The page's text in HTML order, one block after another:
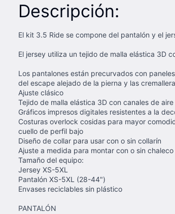
Descripción:
El kit 3.5 Ride se compone del pantalón y el
El jersey utiliza un tejido de malla elástica 3D
Los pantalones están precurvados con
del escape alejado de la pierna y las
Ajuste clásico
Tejido de malla elástica 3D con canales de aire
Gráficos impresos digitales resistentes a la
Costuras overlock cosidas para mayor
cuello de perfil bajo
Diseño de collar para usar con o sin collarín
Ajuste a medida para montar con o sin
Tamaño del equipo:
Jersey XS-5XL
Pantalón XS-5XL (28-44")
Envases reciclables sin plástico
PANTALÓN